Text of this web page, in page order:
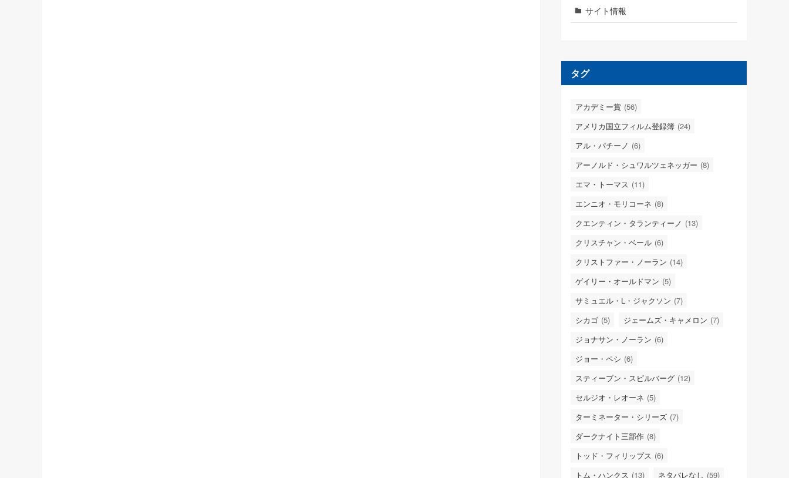
サイト情報
タグ
アカデミー賞 (56)
アメリカ国立フィルム登録簿 (24)
アル・パチーノ (6)
アーノルド・シュワルツェネッガー (8)
エマ・トーマス (11)
エンニオ・モリコーネ (8)
クエンティン・タランティーノ (13)
クリスチャン・ベール (6)
クリストファー・ノーラン (14)
ゲイリー・オールドマン (5)
サミュエル・L・ジャクソン (7)
シカゴ (5) ジェームズ・キャメロン (7)
ジョナサン・ノーラン (6)
ジョー・ペシ (6)
スティーブン・スピルバーグ (12)
セルジオ・レオーネ (5)
ターミネーター・シリーズ (7)
ダークナイト三部作 (8)
トッド・フィリップス (6)
トム・ハンクス (13) ネタバレなし (59)